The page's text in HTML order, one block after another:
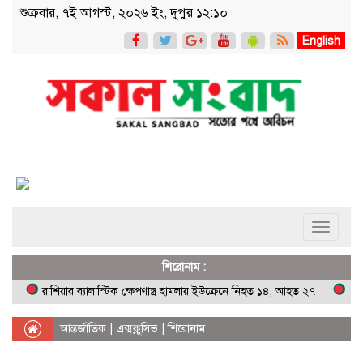
শুক্রবার, ৭ই আগস্ট, ২০২৬ ইং, দুপুর ১২:১০
English
Toggle
শিরোনাম :
রাশিয়ার ব্যালাস্টিক ক্ষেপণাস্ত্র হামলায় ইউক্রেনে নিহত ১৪, আহত ২৭
ঘরের
আন্তর্জাতিক এক্সক্লুসিভ |শিরোনাম